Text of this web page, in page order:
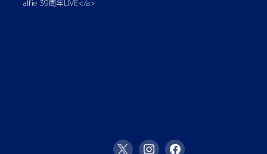
alfie 39周年LIVE</a>